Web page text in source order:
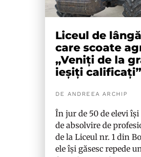
Liceul de
care scoate
„Veniți de la
ieșiți calificați”
DE ANDREEA ARCHIP
În jur de 50 de elevi
de absolvire de
de la Liceul nr. 1 din
ele își găsesc repede